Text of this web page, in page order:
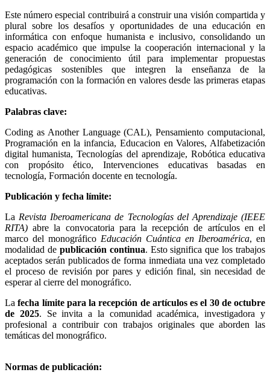
Este número especial contribuirá a construir una visión compartida y
plural sobre los desafíos y oportunidades de una educación en
informática con enfoque humanista e inclusivo, consolidando un
espacio académico que impulse la cooperación internacional y la
generación de conocimiento útil para implementar propuestas
pedagógicas sostenibles que integren la enseñanza de la
programación con la formación en valores desde las primeras etapas
educativas.
Palabras clave:
Coding as Another Language (CAL), Pensamiento computacional,
Programación en la infancia, Educacion en Valores, Alfabetización
digital humanista, Tecnologías del aprendizaje, Robótica educativa
con propósito ético, Intervenciones educativas basadas en
tecnología, Formación docente en tecnología.
Publicación y fecha límite:
La Revista Iberoamericana de Tecnologías del Aprendizaje (IEEE
RITA) abre la convocatoria para la recepción de artículos en el
marco del monográfico Educación Cuántica en Iberoamérica, en
modalidad de publicación continua. Esto significa que los trabajos
aceptados serán publicados de forma inmediata una vez completado
el proceso de revisión por pares y edición final, sin necesidad de
esperar al cierre del monográfico.
Lafecha límite para la recepción de artículos es el 30 de octubre
de 2025. Se invita a la comunidad académica, investigadora y
profesional a contribuir con trabajos originales que aborden las
temáticas del monográfico.
Normas de publicación: